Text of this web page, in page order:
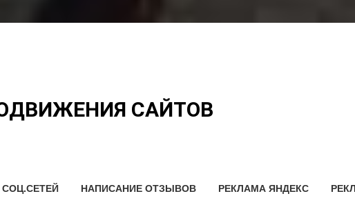
САЙТОВ
НАПИСАНИЕ ОТЗЫВОВ РЕКЛАМА ЯНДЕКС